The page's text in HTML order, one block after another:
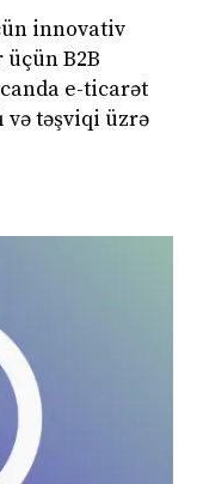
innovativ
B2B
e-ticarət
və təşviqi üzrə